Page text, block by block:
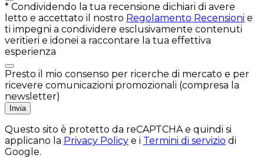
* Condividendo la tua recensione dichiari di avere
letto e accettato il nostro Regolamento Recensioni e
ti impegni a condividere esclusivamente contenuti
veritieri e idonei a raccontare la tua effettiva
esperienza
Presto il mio consenso per ricerche di mercato e per
ricevere comunicazioni promozionali (compresa la
newsletter)
Invia
Questo sito è protetto da reCAPTCHA e quindi si
applicano la Privacy Policy e i Termini di servizio di
Google.